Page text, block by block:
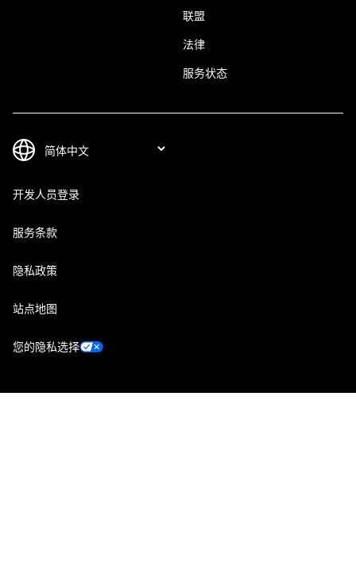
联盟
法律
服务状态
开发人员登录
服务条款
隐私政策
站点地图
您的隐私选择